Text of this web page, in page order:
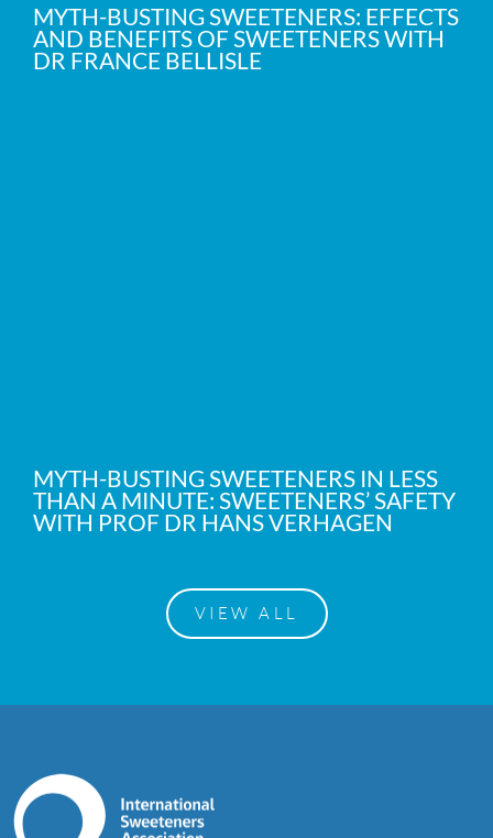
MYTH-BUSTING SWEETENERS: EFFECTS
AND BENEFITS OF SWEETENERS WITH
DR FRANCE BELLISLE
MYTH-BUSTING SWEETENERS IN LESS
THAN A MINUTE: SWEETENERS’ SAFETY
WITH PROF DR HANS VERHAGEN
VIEW ALL